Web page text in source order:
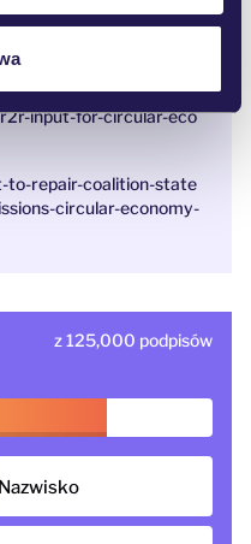
input-for-circular-eco
to-repair-coalition-state
circular-economy-
z 125,000 podpisów
Nazwisko